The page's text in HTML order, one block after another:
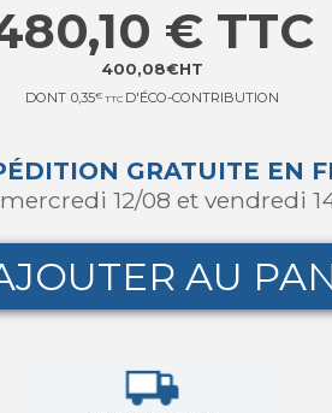
400,08€HT
€ TTC
DONT 0,35€ TTC D'ÉCO-CONTRIBUTION
GRATUITE EN
mercredi 12/08 et vendredi
AU